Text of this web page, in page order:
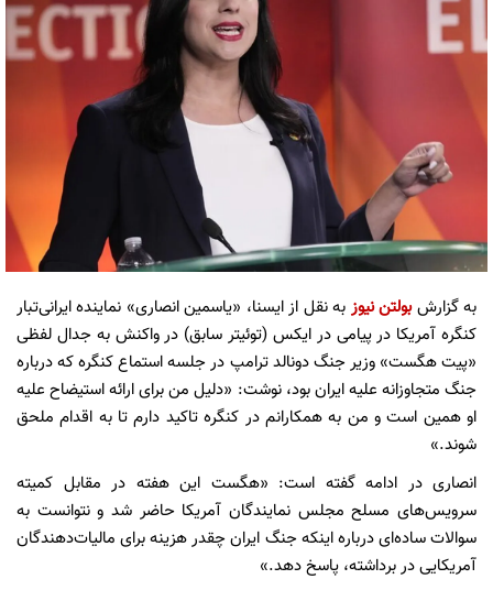
به گزارشبولتن نیوز به نقل از ایسنا، «یاسمین انصاری» نماینده ایرانی‌تبار
کنگره آمریکا در پیامی در ایکس (توئیتر سابق) در واکنش به جدال لفظی
«پیت هگست» وزیر جنگ دونالد ترامپ در جلسه استماع کنگره که درباره
جنگ متجاوزانه علیه ایران بود، نوشت: «دلیل من برای ارائه استیضاح علیه
او همین است و من به همکارانم در کنگره تاکید دارم تا به اقدام ملحق
شوند.»
انصاری در ادامه گفته است: «هگست این هفته در مقابل کمیته
سرویس‌های مسلح مجلس نمایندگان آمریکا حاضر شد و نتوانست به
سوالات ساده‌ای درباره اینکه جنگ ایران چقدر هزینه برای مالیات‌دهندگان
آمریکایی در برداشته، پاسخ دهد.»